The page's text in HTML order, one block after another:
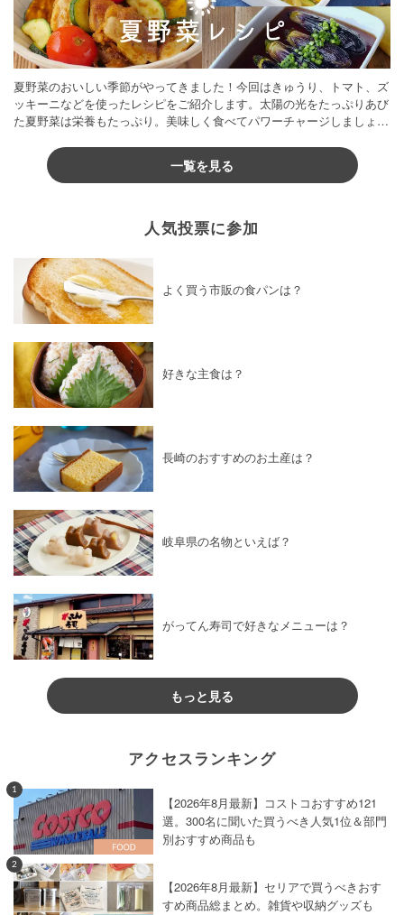
夏野菜のおいしい季節がやってきました！今回はきゅうり、トマト、ズ
ッキーニなどを使ったレシピをご紹介します。太陽の光をたっぷりあび
た夏野菜は栄養もたっぷり。美味しく食べてパワーチャージしましょう
一覧を見る
人気投票に参加
よく買う市販の食パンは？
好きな主食は？
長崎のおすすめのお土産は？
岐阜県の名物といえば？
がってん寿司で好きなメニューは？
もっと見る
アクセスランキング
1
【2026年8月最新】コストコおすすめ121
選。300名に聞いた買うべき人気1位＆部門
別おすすめ商品も
2
【2026年8月最新】セリアで買うべきおす
すめ商品総まとめ。雑貨や収納グッズも